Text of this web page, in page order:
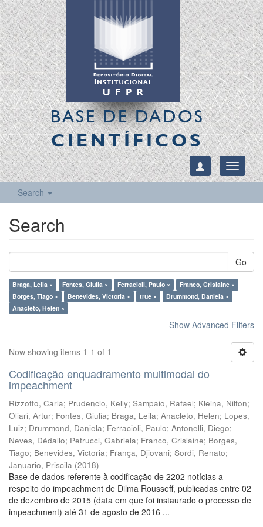
BASE DE DADOS
CIENTÍFICOS
Toggle
Search
Search
Go
Braga, Leila × Fontes, Giulia × Ferracioli, Paulo ×
Franco, Crislaine ×
Borges, Tiago ×
Benevides, Victoria × true ×
Drummond, Daniela ×
Anacleto, Helen ×
Show Advanced Filters
Now showing items 1-1 of 1
Codificação enquadramento multimodal do
impeachment
Rizzotto, Carla; Prudencio, Kelly; Sampaio, Rafael; Kleina, Nilton;
Oliari, Artur; Fontes, Giulia; Braga, Leila; Anacleto, Helen; Lopes,
Luiz; Drummond, Daniela; Ferracioli, Paulo; Antonelli, Diego;
Neves, Dédallo; Petrucci, Gabriela; Franco, Crislaine; Borges,
Tiago; Benevides, Victoria; França, Djiovani; Sordi, Renato;
Januario, Priscila (2018)
Base de dados referente à codificação de 2202 notícias a
respeito do impeachment de Dilma Rousseff, publicadas entre 02
de dezembro de 2015 (data em que foi instaurado o processo de
impeachment) até 31 de agosto de 2016 ...